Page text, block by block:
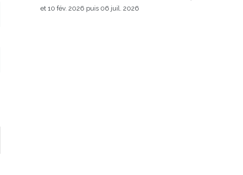
et 10 fév. 2026 puis 06 juil. 2026